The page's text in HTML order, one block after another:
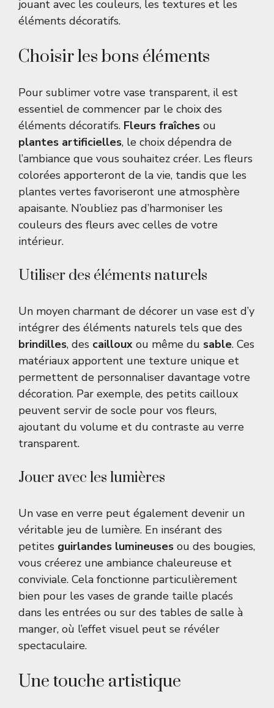
jouant avec les couleurs, les textures et les
éléments décoratifs.
Choisir les bons éléments
Pour sublimer votre vase transparent, il est
essentiel de commencer par le choix des
éléments décoratifs. Fleurs fraîches ou
plantes artificielles, le choix dépendra de
l’ambiance que vous souhaitez créer. Les fleurs
colorées apporteront de la vie, tandis que les
plantes vertes favoriseront une atmosphère
apaisante. N’oubliez pas d’harmoniser les
couleurs des fleurs avec celles de votre
intérieur.
Utiliser des éléments naturels
Un moyen charmant de décorer un vase est d’y
intégrer des éléments naturels tels que des
brindilles, des cailloux ou même du sable. Ces
matériaux apportent une texture unique et
permettent de personnaliser davantage votre
décoration. Par exemple, des petits cailloux
peuvent servir de socle pour vos fleurs,
ajoutant du volume et du contraste au verre
transparent.
Jouer avec les lumières
Un vase en verre peut également devenir un
véritable jeu de lumière. En insérant des
petites guirlandes lumineuses ou des bougies,
vous créerez une ambiance chaleureuse et
conviviale. Cela fonctionne particulièrement
bien pour les vases de grande taille placés
dans les entrées ou sur des tables de salle à
manger, où l’effet visuel peut se révéler
spectaculaire.
Une touche artistique